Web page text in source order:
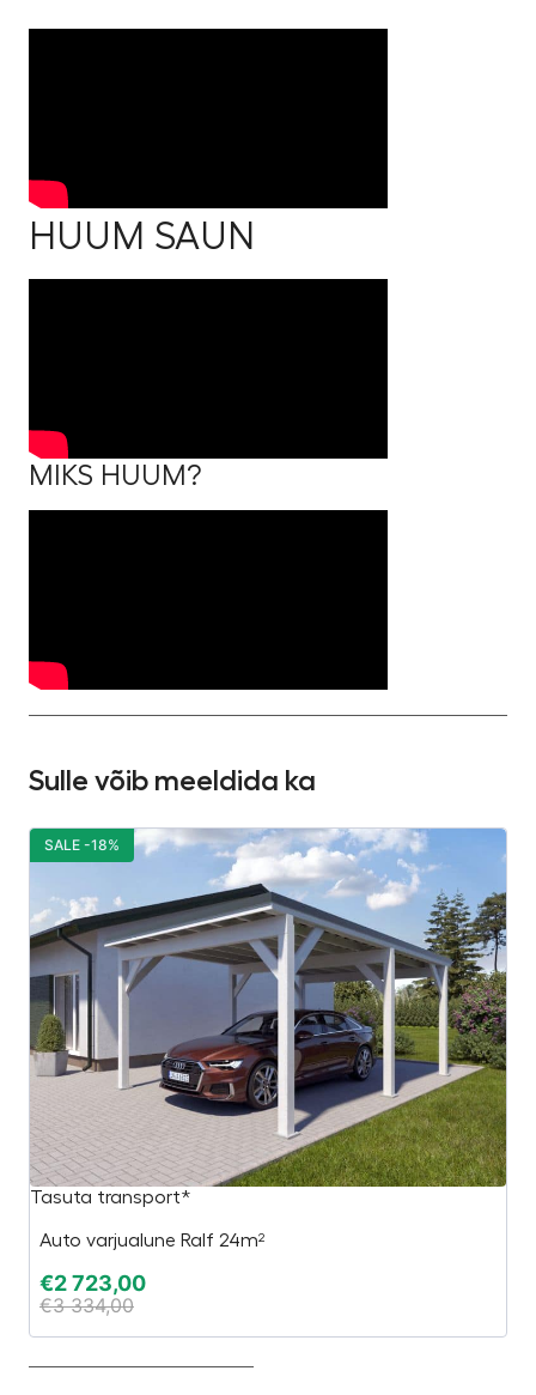
HUUM SAUN
MIKS HUUM?
Sulle võib meeldida ka
Tasuta transport*
Auto varjualune Ralf 24m²
€2 723,00
€3 334,00
SALE -18%